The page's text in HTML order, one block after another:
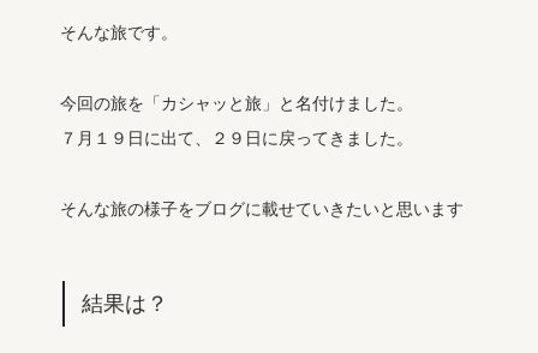
そんな旅です。
今回の旅を「カシャッと旅」と名付けました。
７月１９日に出て、２９日に戻ってきました。
そんな旅の様子をブログに載せていきたいと思います
結果は？